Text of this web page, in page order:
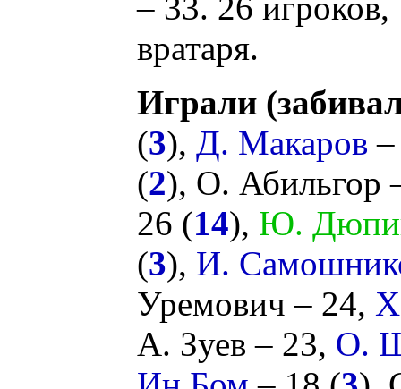
вратаря.
Играли
(3), Д. Макаров
(2), О. Абильгор
26 (14), Ю.
(3), И.
Уремович – 24,
А. Зуев – 23, О.